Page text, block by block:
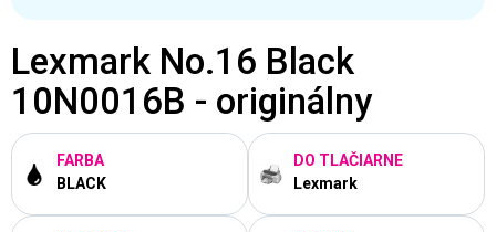
Lexmark No.16 Black
10N0016B - originálny
FARBA
BLACK
DO TLAČIARNE
Lexmark